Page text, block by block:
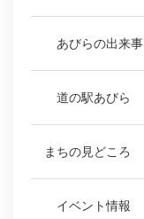
あびらの出来事
道の駅あびら
まちの見どころ
イベント情報